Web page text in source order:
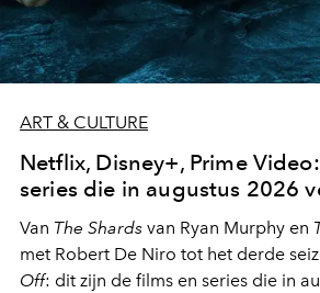
ART & CULTURE
Netflix, Disney+, Prime
series die in augustus 2026
Van The Shards van Ryan Murphy en
met Robert De Niro tot het derde
Off: dit zijn de films en series die in